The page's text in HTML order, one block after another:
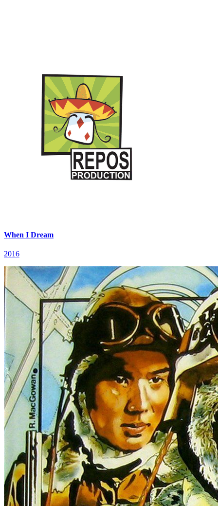
When I Dream
2016